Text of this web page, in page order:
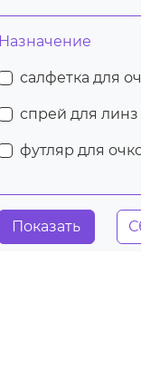
Назначение
салфетка для
спрей для линз
футляр для